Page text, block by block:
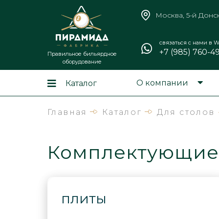
Правильное бильярдное
оборудование
Москва, 5-й
связаться с нами в
+7 (985) 760-
Каталог О компании
Главная Каталог Для столов
Комплектующие
плиты